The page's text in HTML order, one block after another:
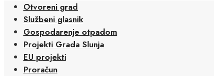
Otvoreni grad
Službeni glasnik
Gospodarenje otpadom
Projekti Grada Slunja
EU projekti
Proračun